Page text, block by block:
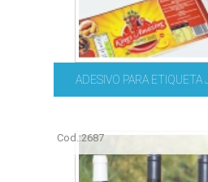
ADESIVO PARA ETIQUETA
Cod.:2687